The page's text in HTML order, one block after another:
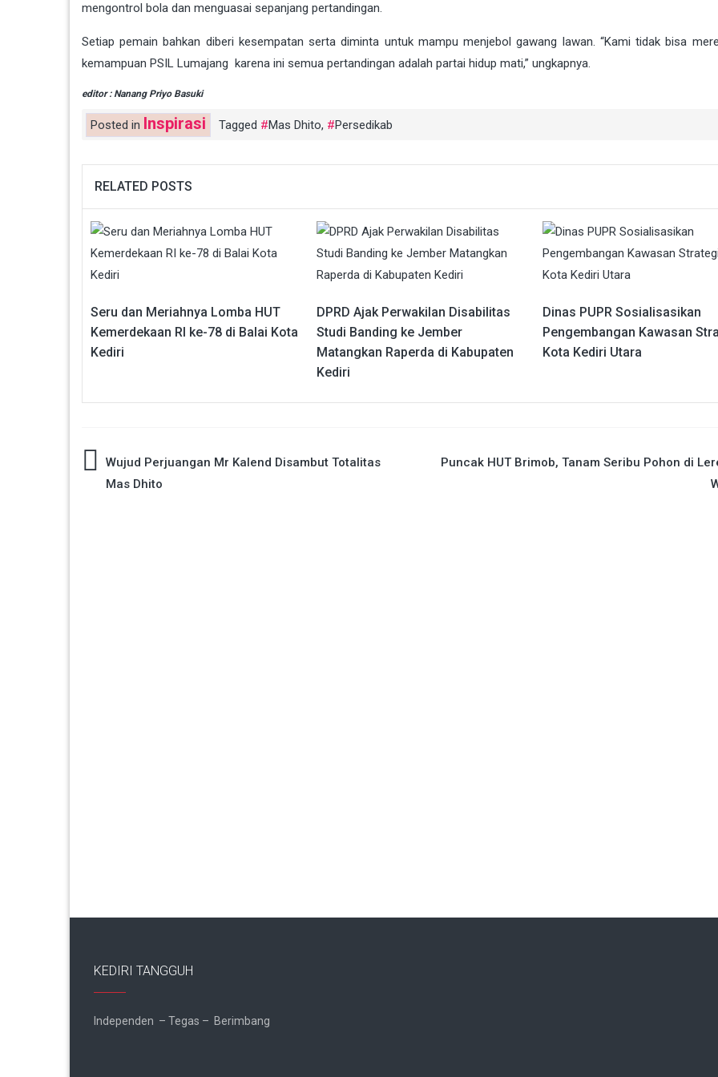
mengontrol bola dan menguasai sepanjang pertandingan.
Setiap pemain bahkan diberi kesempatan serta diminta untuk mampu menjebol gawang lawan. “Kami tidak bisa
kemampuan PSIL Lumajang karena ini semua pertandingan adalah partai hidup mati,” ungkapnya.
editor : Nanang Priyo Basuki
Posted in Inspirasi Tagged Mas Dhito, Persedikab
RELATED POSTS
Seru dan Meriahnya Lomba HUT
Kemerdekaan RI ke-78 di Balai Kota
Kediri
DPRD Ajak Perwakilan Disabilitas
Studi Banding ke Jember
Matangkan Raperda di Kabupaten
Kediri
Dinas PUPR Sosialisasikan
Pengembangan Kawasan
Kota Kediri Utara
Navigasi
Wujud Perjuangan Mr Kalend Disambut Totalitas
Mas Dhito
Puncak HUT Brimob, Tanam Seribu Pohon di
KEDIRI TANGGUH
Independen – Tegas – Berimbang